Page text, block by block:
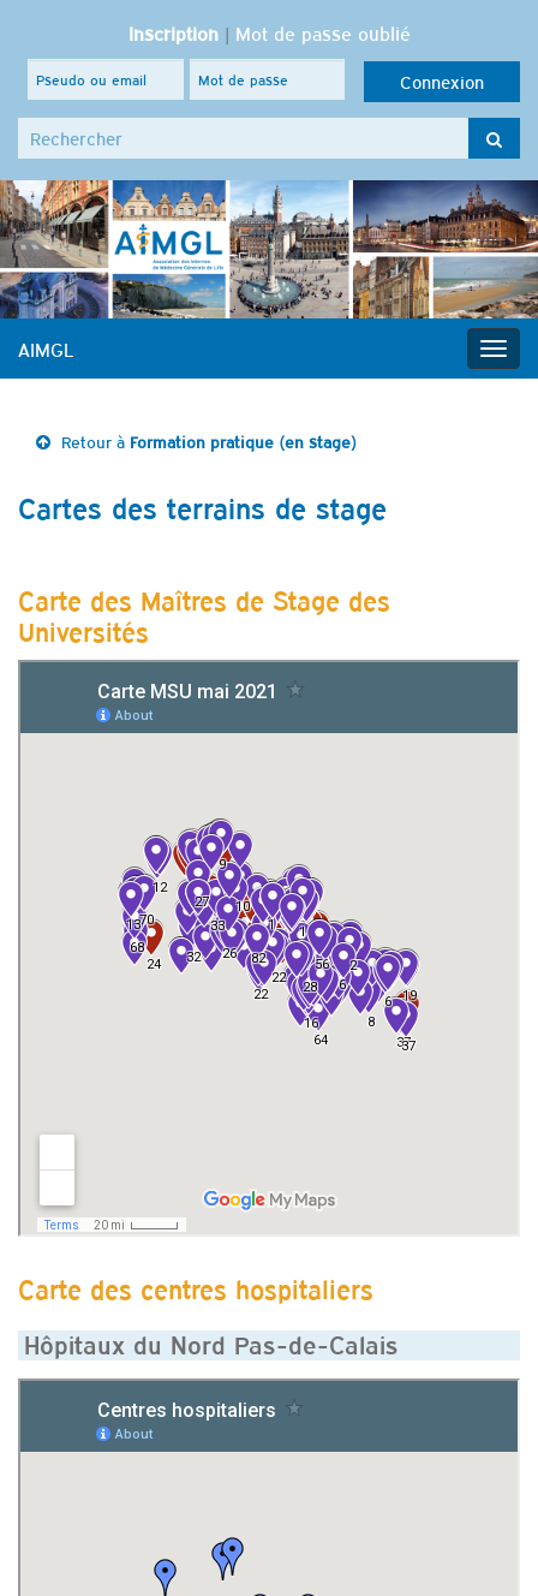
Inscription| Mot de passe oublié
Search for:
AIMGL
Retour à Formation pratique (en stage)
Cartes des terrains de stage
Carte des Maîtres de Stage des
Universités
Carte des centres hospitaliers
Hôpitaux du Nord Pas-de-Calais